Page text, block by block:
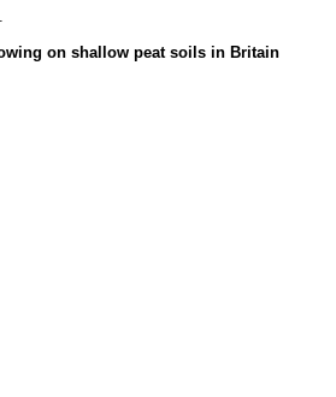
on shallow peat soils in Britain